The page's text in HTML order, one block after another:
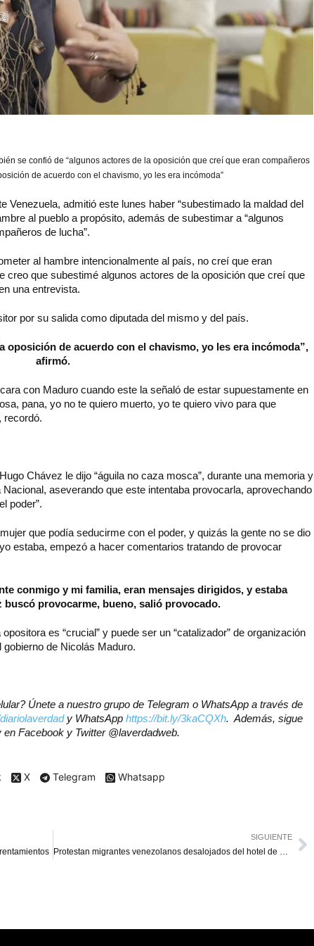
se confió de “algunos actores de la oposición que creí que eran compañeros
de acuerdo con el chavismo, yo les era incómoda”
Venezuela, admitió este lunes haber “subestimado la maldad del
al pueblo a propósito, además de subestimar a “algunos
de lucha”.
al hambre intencionalmente al país, no creí que eran
creo que subestimé algunos actores de la oposición que creí que
una entrevista.
por su salida como diputada del mismo y del país.
oposición de acuerdo con el chavismo, yo les era incómoda”,
afirmó.
con Maduro cuando este la señaló de estar supuestamente en
pana, yo no te quiero muerto, yo te quiero vivo para que
recordó.
Chávez le dijo “águila no caza mosca”, durante una memoria y
aseverando que este intentaba provocarla, aprovechando
poder”.
que podía seducirme con el poder, y quizás la gente no se dio
estaba, empezó a hacer comentarios tratando de provocar
conmigo y mi familia, eran mensajes dirigidos, y estaba
buscó provocarme, bueno, salió provocado.
es “crucial” y puede ser un “catalizador” de organización
de Nicolás Maduro.
Únete a nuestro grupo de Telegram o WhatsApp a través de
y WhatsApp https://bit.ly/3kaCQXh. Además, sigue
Facebook y Twitter @laverdadweb.
X Telegram Whatsapp
SIGUIENTE
Protestan migrantes venezolanos desalojados del hotel de Nueva York